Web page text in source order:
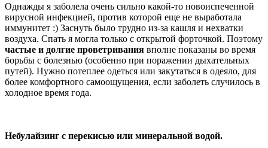
Однажды я заболела очень сильно какой-то новоиспеченной
вирусной инфекцией, против которой еще не выработала
иммунитет :) Заснуть было трудно из-за кашля и нехватки
воздуха. Спать я могла только с открытой форточкой. Поэтому
частые и долгие проветривания вполне показаны во время
борьбы с болезнью (особенно при поражении дыхательных
путей). Нужно потеплее одеться или закутаться в одеяло, для
более комфортного самоощущения, если заболеть случилось в
холодное время года.
Небулайзинг с перекисью или минеральной водой.